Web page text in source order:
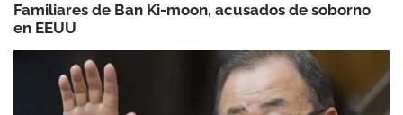
Familiares de Ban Ki-moon, acusados de soborno
en EEUU